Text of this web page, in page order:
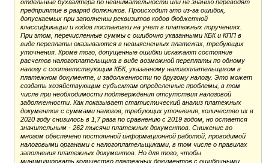
отдельные бухгалтера по невнимательности или не знанию переводят
предприятие в разряд должников. Происходит это из-за ошибок,
допускаемых при заполнении реквизитов кодов бюджетной
классификации и кодов постановки на учет в платежных поручениях.
При этом, перечисленные суммы с ошибочно указанными КБК и КПП в
виде переплаты оказываются в невыясненных платежах, требующих
уточнения. Кроме того, допущенные ошибки искажают состояние
расчетов налогоплательщика в виде возможной переплаты по одному
налогу с соответствующим КБК, указанному налогоплательщиком в
платежном документе, и задолженности по другому налогу. Это может
создать хозяйствующим субъектам определенные проблемы, в том
числе при необходимости подтверждения отсутствия налоговой
задолженности. Как показывает статистический анализ платежных
документов с суммами налогов, требующих уточнения, количество их в
2020 году снизилось в 1,7 раза по сравнению с 2019 годом, но остается
значительным - 262 тысячи платежных документов. Снижение во
многом обеспечено постоянной информационной работой, проводимой
налоговыми органами с налогоплательщиками, в том числе о правилах
заполнения платежных документов. Но для того, чтобы
минимизировать количество платежных документов с ошибочными